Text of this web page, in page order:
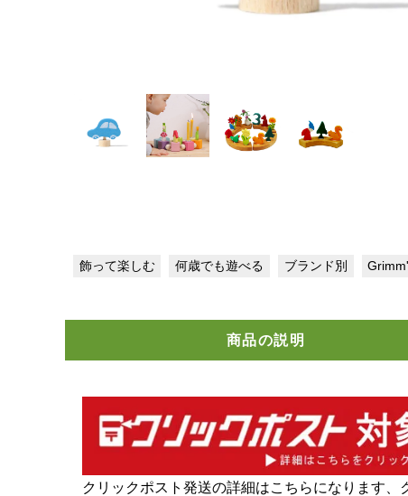
飾って楽しむ 何歳でも遊べる ブランド別
商品の説明
クリックポスト発送の詳細はこちらになります、